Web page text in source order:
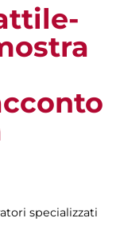
specializzati